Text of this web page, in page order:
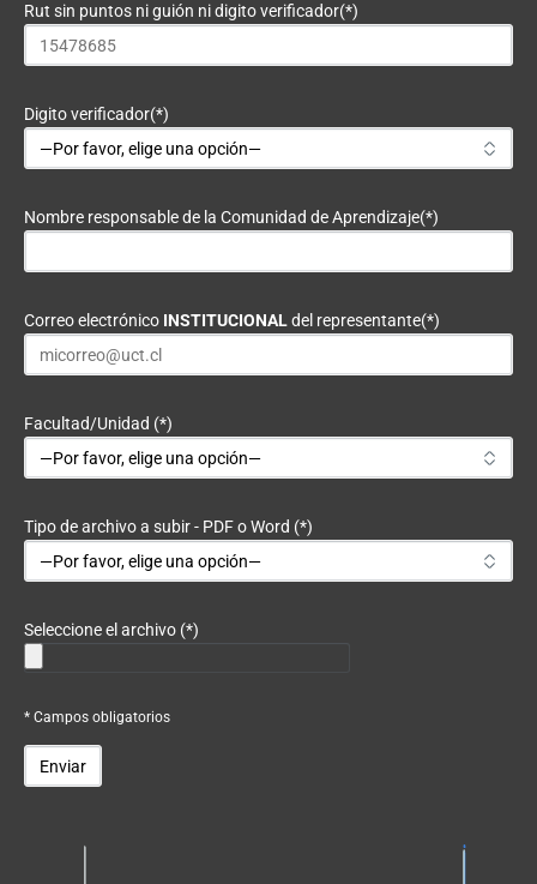
Rut sin puntos ni guión ni digito verificador(*)
Digito verificador(*)
Nombre responsable de la Comunidad de Aprendizaje(*)
Correo electrónico INSTITUCIONALdel representante(*)
Facultad/Unidad (*)
Tipo de archivo a subir - PDF o Word (*)
Seleccione el archivo (*)
* Campos obligatorios